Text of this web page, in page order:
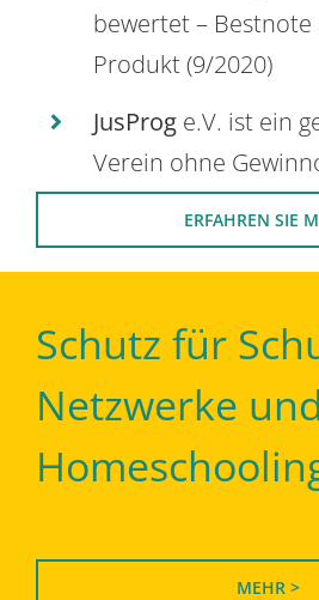
bewertet –
Produkt (9/2020)
JusProg e.V. ist ein
Verein ohne
ERFAHREN SIE
Schutz für
Netzwerke und
MEHR >